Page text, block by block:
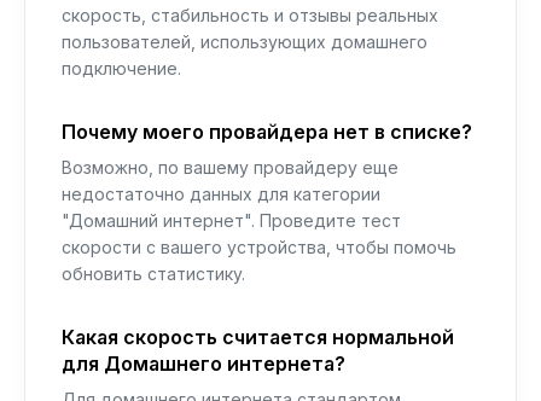
скорость, стабильность и отзывы реальных
пользователей, использующих домашнего
подключение.
Почему моего провайдера нет в списке?
Возможно, по вашему провайдеру еще
недостаточно данных для категории
"Домашний интернет". Проведите тест
скорости с вашего устройства, чтобы помочь
обновить статистику.
Какая скорость считается нормальной
для Домашнего интернета?